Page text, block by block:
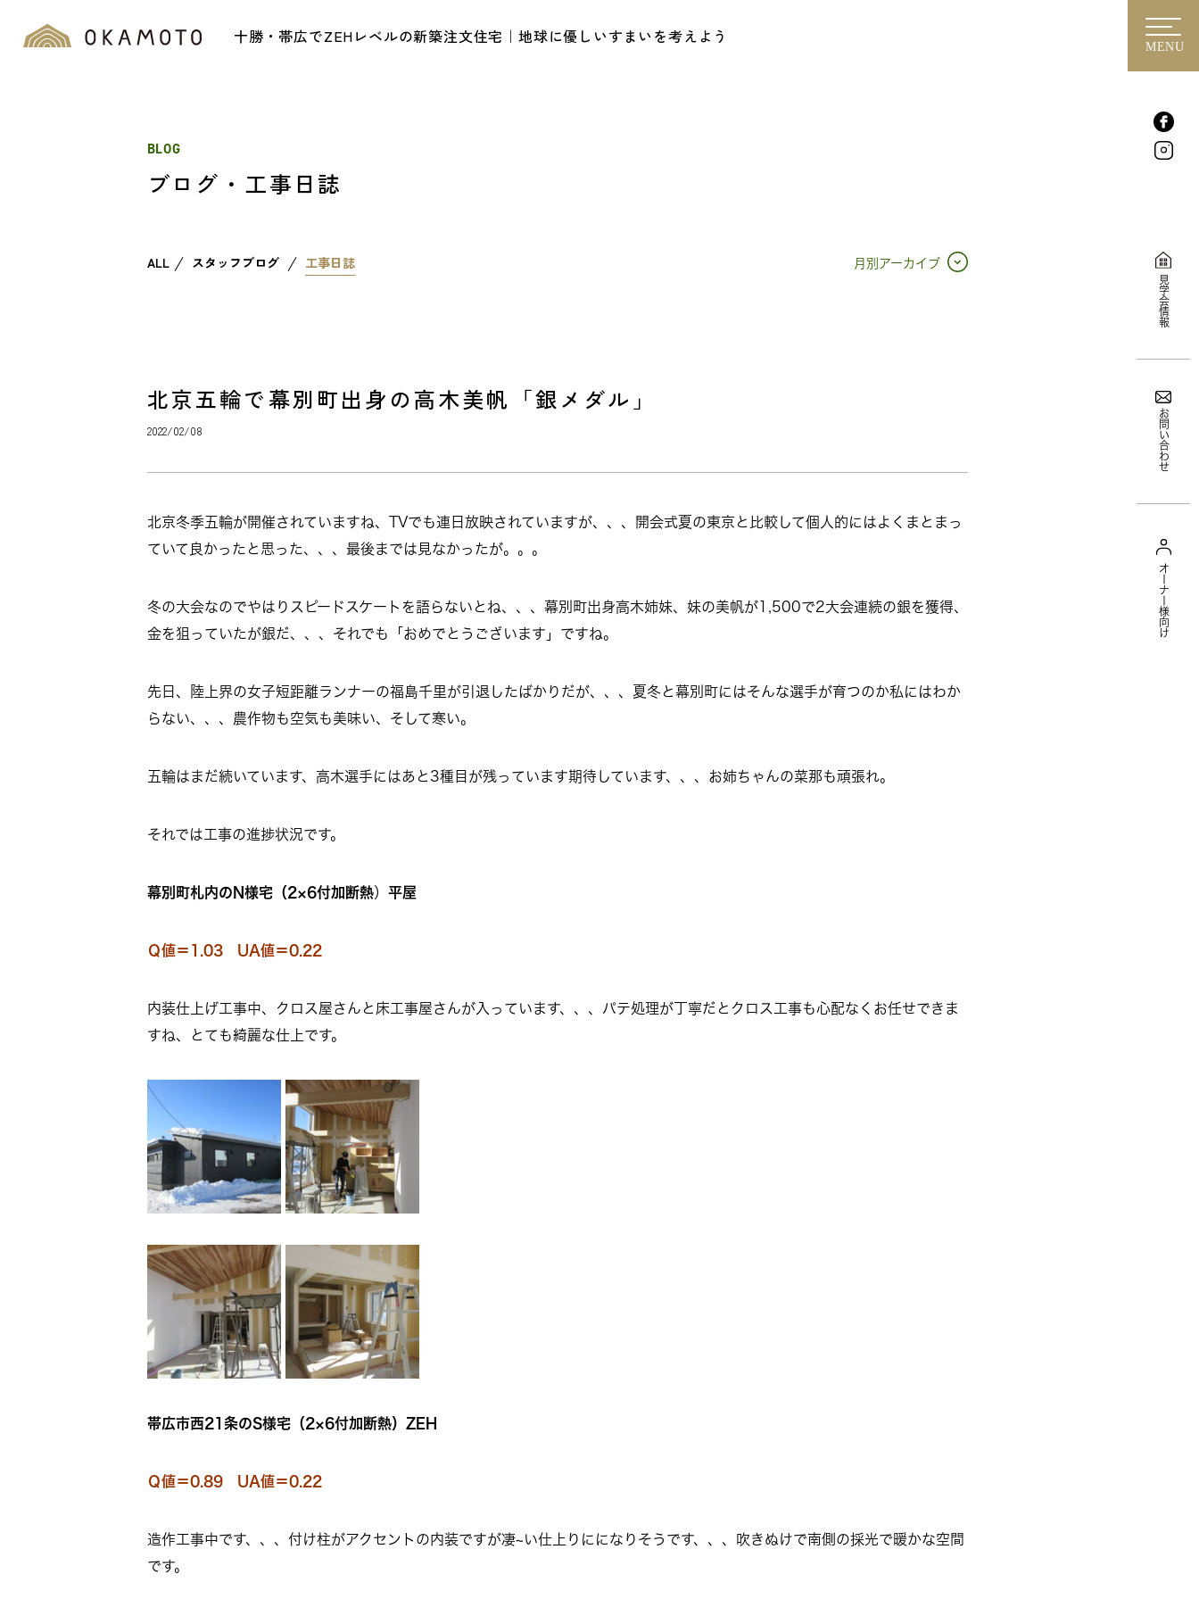
十勝・帯広でZEHレベルの新築注文住宅｜地球に優しいすまいを考えよう
MENU
見学会情報
お問い合わせ
オーナー様向け
BLOG
ブログ・工事日誌
ALL スタッフブログ 工事日誌 月別アーカイブ
北京五輪で幕別町出身の高木美帆「銀メダル」
2022/02/08
北京冬季五輪が開催されていますね、TVでも連日放映されていますが、、、開会式夏の東京と比較して個人的にはよくまとまっ
ていて良かったと思った、、、最後までは見なかったが。。。
冬の大会なのでやはりスピードスケートを語らないとね、、、幕別町出身高木姉妹、妹の美帆が1,500で2大会連続の銀を獲得、
金を狙っていたが銀だ、、、それでも「おめでとうございます」ですね。
先日、陸上界の女子短距離ランナーの福島千里が引退したばかりだが、、、夏冬と幕別町にはそんな選手が育つのか私にはわか
らない、、、農作物も空気も美味い、そして寒い。
五輪はまだ続いています、高木選手にはあと3種目が残っています期待しています、、、お姉ちゃんの菜那も頑張れ。
それでは工事の進捗状況です。
幕別町札内のN様宅（2×6付加断熱） 平屋
Ｑ値＝1.03 UA値＝0.22
内装仕上げ工事中、クロス屋さんと床工事屋さんが入っています、、、パテ処理が丁寧だとクロス工事も心配なくお任せできま
すね、とても綺麗な仕上です。
帯広市西21条のS様宅（2×6付加断熱）ZEH
Ｑ値＝0.89 UA値＝0.22
造作工事中です、、、付け柱がアクセントの内装ですが凄~い仕上りにになりそうです、、、吹きぬけで南側の採光で暖かな空間
です。